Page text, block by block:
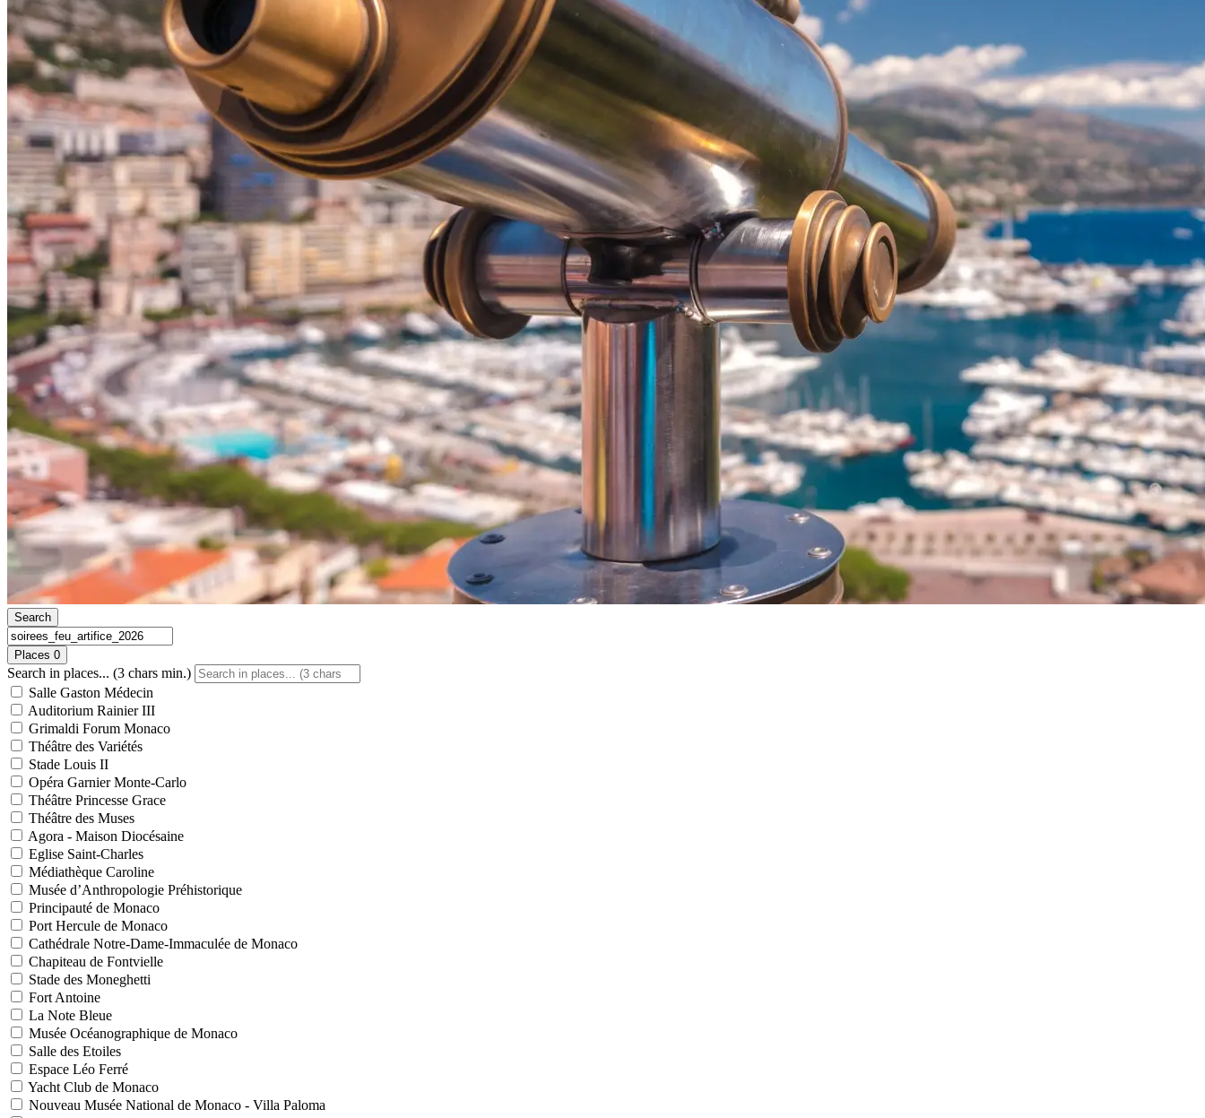
Search
Places 0
Search in places... (3 chars min.)
Salle Gaston Médecin
Auditorium Rainier III
Grimaldi Forum Monaco
Théâtre des Variétés
Stade Louis II
Opéra Garnier Monte-Carlo
Théâtre Princesse Grace
Théâtre des Muses
Agora - Maison Diocésaine
Eglise Saint-Charles
Médiathèque Caroline
Musée d’Anthropologie Préhistorique
Principauté de Monaco
Port Hercule de Monaco
Cathédrale Notre-Dame-Immaculée de Monaco
Chapiteau de Fontvielle
Stade des Moneghetti
Fort Antoine
La Note Bleue
Musée Océanographique de Monaco
Salle des Etoiles
Espace Léo Ferré
Yacht Club de Monaco
Nouveau Musée National de Monaco - Villa Paloma